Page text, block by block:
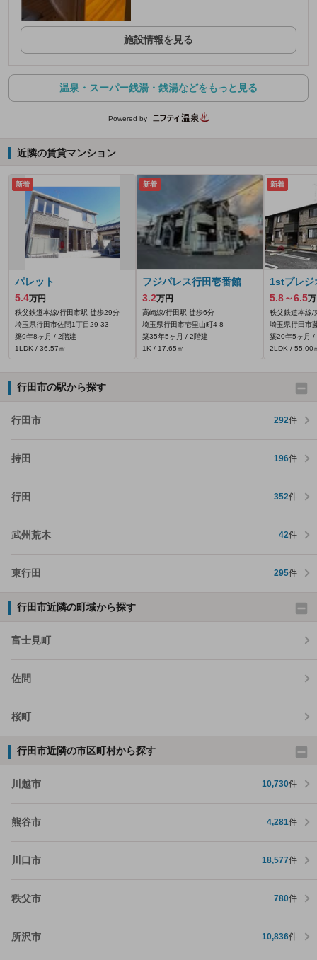
施設情報を見る
温泉・スーパー銭湯・銭湯などをもっと見る
Powered by
近隣の賃貸マンション
新着
パレット
5.4万円
秩父鉄道本線/行田市駅 徒歩29分
埼玉県行田市佐間1丁目29-33
築9年8ヶ月 / 2階建
1LDK / 36.57㎡
新着
フジパレス行田壱番館
3.2万円
高崎線/行田駅 徒歩6分
埼玉県行田市壱里山町4-8
築35年5ヶ月 / 2階建
1K / 17.65㎡
新着
1stプレジ
5.8～6.5
秩父鉄道本線/
埼玉県行田市
築20年5ヶ月 /
2LDK / 55.00
行田市の駅から探す
行田市 292件
持田 196件
行田 352件
武州荒木 42件
東行田 295件
行田市近隣の町域から探す
富士見町
佐間
桜町
行田市近隣の市区町村から探す
川越市 10,730件
熊谷市 4,281件
川口市 18,577件
秩父市 780件
所沢市 10,836件